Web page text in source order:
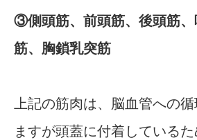
③側頭筋、前頭筋、後頭筋、
筋、胸鎖乳突筋
上記の筋肉は、脳血管への
ますが頭蓋に付着している